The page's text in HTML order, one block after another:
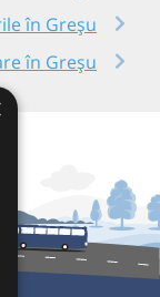
în Greșu
în Greșu